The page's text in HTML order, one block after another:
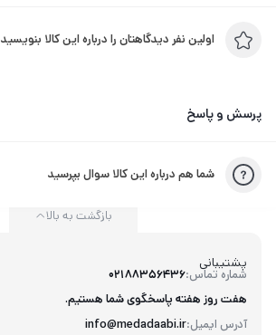
اولین نفر دیدگاهتان را درباره این کالا بنویسید
پرسش و پاسخ
شما هم درباره این کالا سوال بپرسید
پشتیبانی
شماره تماس:02188356436
آدرس ایمیل:info@medadaabi.ir
هفت روز هفته پاسخگوی شما هستیم.
بازگشت به بالا